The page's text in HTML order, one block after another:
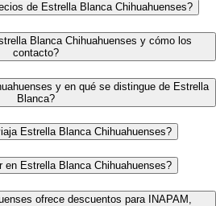
de Estrella Blanca Chihuahuenses?
Blanca Chihuahuenses y cómo los
contacto?
y en qué se distingue de Estrella
Blanca?
Estrella Blanca Chihuahuenses?
en Estrella Blanca Chihuahuenses?
ofrece descuentos para INAPAM,